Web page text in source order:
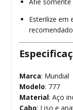
Esterilize em
recomendado
Marca: Mundial
Modelo: 777
Material: Aço
Cabo: Liso e